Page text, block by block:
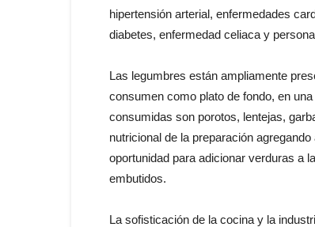
hipertensión arterial, enfermedades
diabetes, enfermedad celiaca y
Las legumbres están ampliamente
consumen como plato de fondo, en
consumidas son porotos, lentejas,
nutricional de la preparación
oportunidad para adicionar verduras a
embutidos.
La sofisticación de la cocina y la